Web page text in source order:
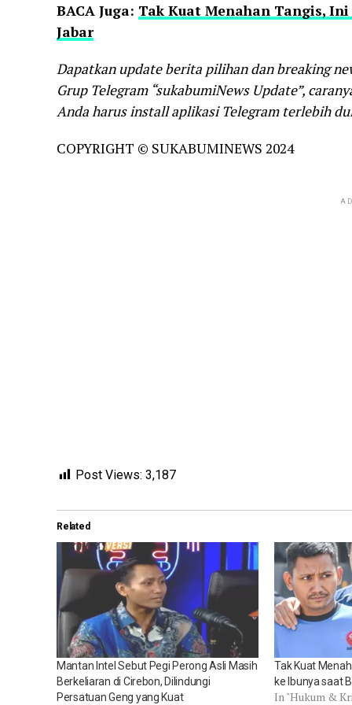
BACA Juga: Tak Kuat Menahan Tangis,
Jabar
Dapatkan update berita pilihan dan breaking
Grup Telegram “sukabumiNews Update”,
Anda harus install aplikasi Telegram terlebih
COPYRIGHT © SUKABUMINEWS 2024
Post Views: 3,187
Related
Mantan Intel Sebut Pegi Perong Asli Masih
Berkeliaran di Cirebon, Dilindungi
Persatuan Geng yang Kuat
Tak Kuat
ke Ibunya saat
In "Hukum &